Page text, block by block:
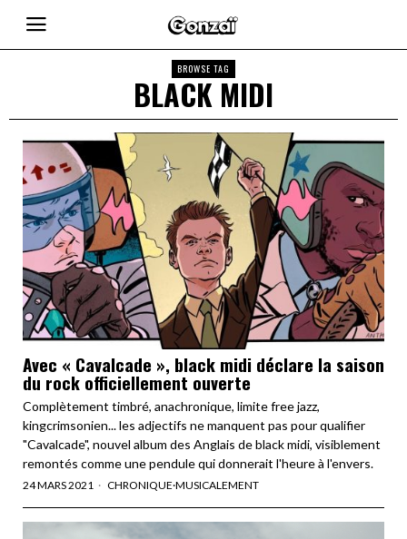
BROWSE TAG
BLACK MIDI
Avec « Cavalcade », black midi déclare la saison
du rock officiellement ouverte
Complètement timbré, anachronique, limite free jazz,
kingcrimsonien... les adjectifs ne manquent pas pour qualifier
"Cavalcade", nouvel album des Anglais de black midi, visiblement
remontés comme une pendule qui donnerait l'heure à l'envers.
24 MARS 2021 CHRONIQUE·MUSICALEMENT